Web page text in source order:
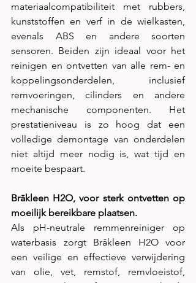
materiaalcompatibiliteit met rubbers,
kunststoffen en verf in de wielkasten,
evenals ABS en andere soorten
sensoren. Beiden zijn ideaal voor het
reinigen en ontvetten van alle rem- en
koppelingsonderdelen, inclusief
remvoeringen, cilinders en andere
mechanische componenten. Het
prestatieniveau is zo hoog dat een
volledige demontage van onderdelen
niet altijd meer nodig is, wat tijd en
moeite bespaart.
Brākleen H2O, voor sterk ontvetten op
moeilijk bereikbare plaatsen.
Als pH-neutrale remmenreiniger op
waterbasis zorgt Brākleen H2O voor
een veilige en effectieve verwijdering
van olie, vet, remstof, remvloeistof,